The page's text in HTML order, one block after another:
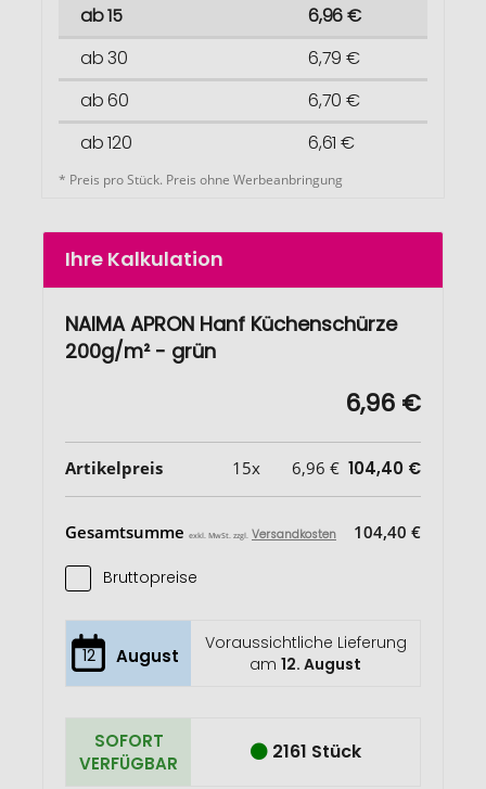
ab 15
6,96 €
ab 30
6,79 €
ab 60
6,70 €
ab 120
6,61 €
* Preis pro Stück. Preis ohne Werbeanbringung
Ihre Kalkulation
NAIMA APRON Hanf Küchenschürze
200g/m² - grün
6,96 €
Artikelpreis 15x 6,96 € 104,40 €
Gesamtsumme exkl. MwSt. zzgl. Versandkosten 104,40 €
Bruttopreise
12 August
Voraussichtliche Lieferung
am12. August
SOFORT
VERFÜGBAR
2161 Stück